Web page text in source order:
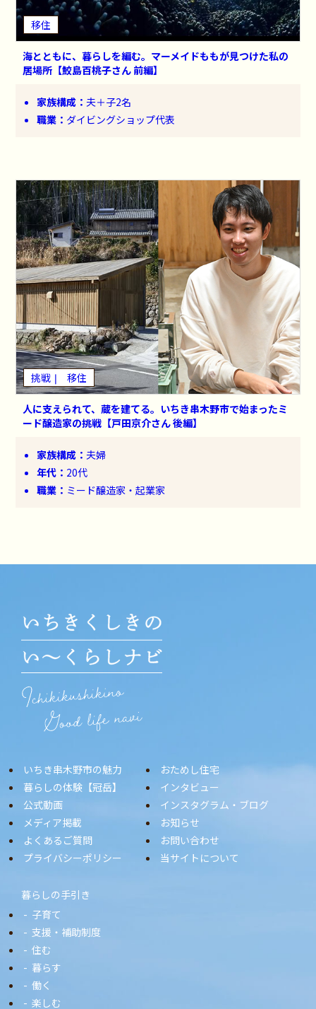
移住
海とともに、暮らしを編む。マーメイドももが見つけた私の
居場所【鮫島百桃子さん 前編】
家族構成：夫＋子2名
職業： ダイビングショップ代表
挑戦 移住
人に支えられて、蔵を建てる。いちき串木野市で始まったミ
ード醸造家の挑戦【戸田京介さん 後編】
家族構成：夫婦
年代： 20代
職業： ミード醸造家・起業家
いちき串木野市の魅力
おためし住宅
暮らしの体験【冠岳】
インタビュー
公式動画
インスタグラム・ブログ
メディア掲載
お知らせ
よくあるご質問
お問い合わせ
プライバシーポリシー
当サイトについて
暮らしの手引き
子育て
支援・補助制度
住む
暮らす
働く
楽しむ